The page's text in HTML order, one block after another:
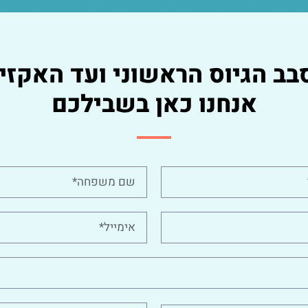
הגיוס הראשוני ועד
אנחנו כאן בשבילכם